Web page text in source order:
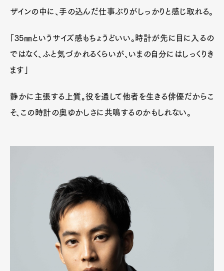
ザインの中に、手の込んだ仕事ぶりがしっかりと感じ取れる。
「35㎜というサイズ感もちょうどいい。時計が先に目に入るの
ではなく、ふと気づかれるくらいが、いまの自分にはしっくりき
ます」
静かに主張する上質。役を通して他者を生きる俳優だからこ
そ、この時計の奥ゆかしさに共鳴するのかもしれない。